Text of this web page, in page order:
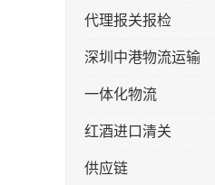
代理报关报检
深圳中港物流运输
一体化物流
红酒进口清关
供应链